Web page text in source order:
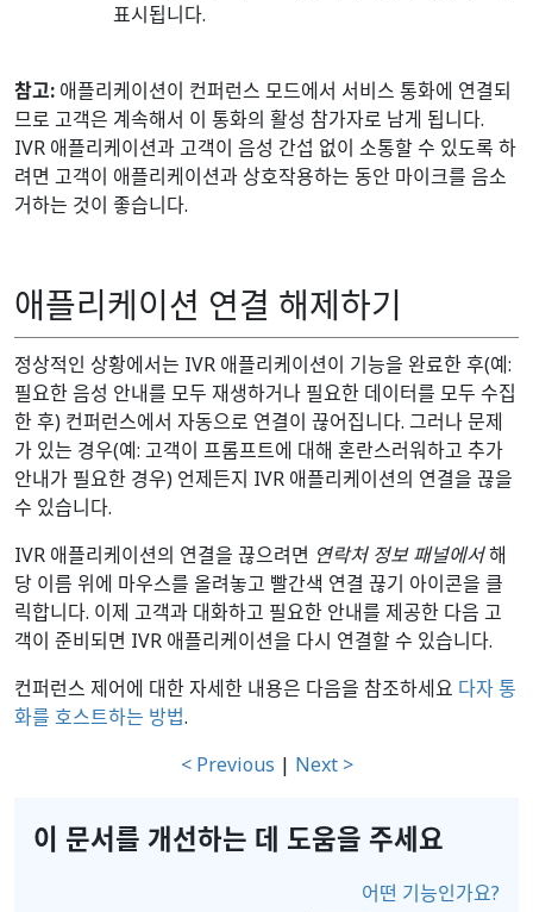
표시됩니다.
참고: 애플리케이션이 컨퍼런스 모드에서 서비스 통화에 연결되
므로 고객은 계속해서 이 통화의 활성 참가자로 남게 됩니다.
IVR 애플리케이션과 고객이 음성 간섭 없이 소통할 수 있도록 하
려면 고객이 애플리케이션과 상호작용하는 동안 마이크를 음소
거하는 것이 좋습니다.
애플리케이션 연결 해제하기
정상적인 상황에서는 IVR 애플리케이션이 기능을 완료한 후(예:
필요한 음성 안내를 모두 재생하거나 필요한 데이터를 모두 수집
한 후) 컨퍼런스에서 자동으로 연결이 끊어집니다. 그러나 문제
가 있는 경우(예: 고객이 프롬프트에 대해 혼란스러워하고 추가
안내가 필요한 경우) 언제든지 IVR 애플리케이션의 연결을 끊을
수 있습니다.
IVR 애플리케이션의 연결을 끊으려면 연락처 정보 패널에서해
당 이름 위에 마우스를 올려놓고 빨간색 연결 끊기 아이콘을 클
릭합니다. 이제 고객과 대화하고 필요한 안내를 제공한 다음 고
객이 준비되면 IVR 애플리케이션을 다시 연결할 수 있습니다.
컨퍼런스 제어에 대한 자세한 내용은 다음을 참조하세요 다자 통
화를 호스트하는 방법.
< Previous | Next >
이 문서를 개선하는 데 도움을 주세요
어떤 기능인가요?